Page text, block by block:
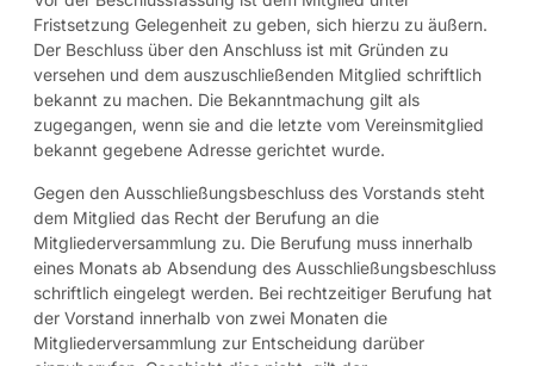
Fristsetzung Gelegenheit zu geben, sich hierzu zu äußern.
Der Beschluss über den Anschluss ist mit Gründen zu
versehen und dem auszuschließenden Mitglied schriftlich
bekannt zu machen. Die Bekanntmachung gilt als
zugegangen, wenn sie and die letzte vom Vereinsmitglied
bekannt gegebene Adresse gerichtet wurde.
Gegen den Ausschließungsbeschluss des Vorstands steht
dem Mitglied das Recht der Berufung an die
Mitgliederversammlung zu. Die Berufung muss innerhalb
eines Monats ab Absendung des Ausschließungsbeschluss
schriftlich eingelegt werden. Bei rechtzeitiger Berufung hat
der Vorstand innerhalb von zwei Monaten die
Mitgliederversammlung zur Entscheidung darüber